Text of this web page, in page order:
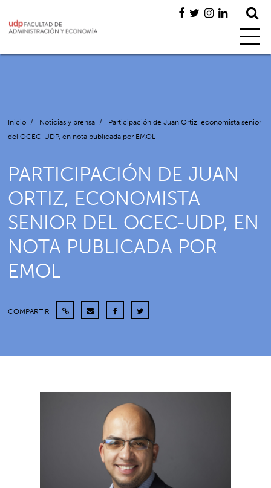
Inicio / Noticias y prensa /
Participación de Juan Ortiz, economista senior
del OCEC-UDP, en nota publicada por EMOL
PARTICIPACIÓN DE JUAN
ORTIZ, ECONOMISTA
SENIOR DEL OCEC-UDP, EN
NOTA PUBLICADA POR
EMOL
COMPARTIR